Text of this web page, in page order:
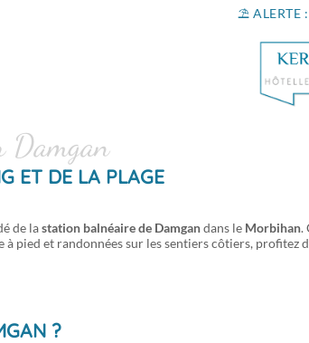
⛱️ ALERTE
Damgan
ET DE LA PLAGE
de lastation balnéaire de Damgandans le Morbihan.
à pied et randonnées sur les sentiers côtiers, profitez
?